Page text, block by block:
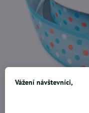
Vážení návštevníci,